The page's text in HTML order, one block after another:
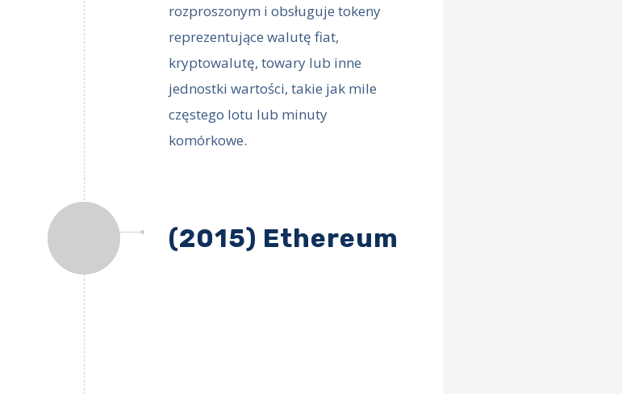
rozproszonym i obsługuje tokeny
reprezentujące walutę fiat,
kryptowalutę, towary lub inne
jednostki wartości, takie jak mile
częstego lotu lub minuty
komórkowe.
(2015) Ethereum